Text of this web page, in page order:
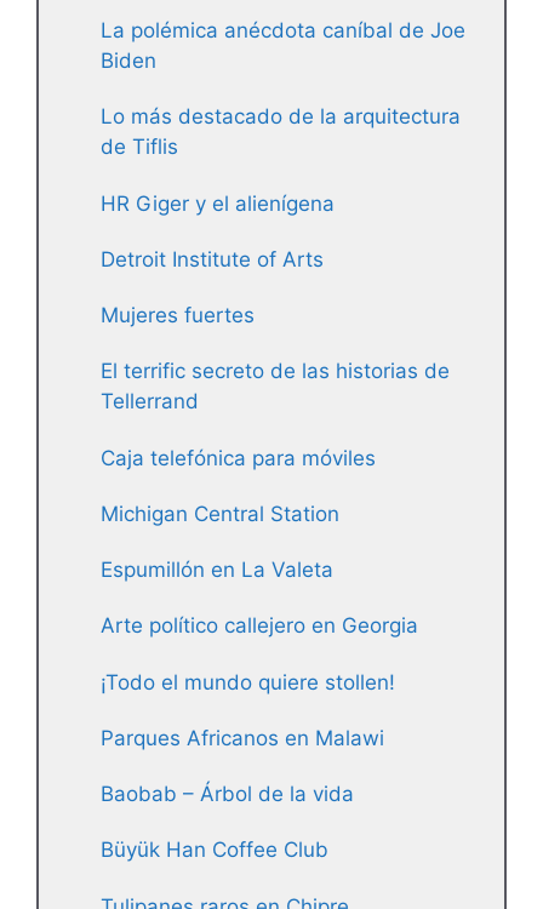
La polémica anécdota caníbal de Joe
Biden
Lo más destacado de la arquitectura
de Tiflis
HR Giger y el alienígena
Detroit Institute of Arts
Mujeres fuertes
El terrific secreto de las historias de
Tellerrand
Caja telefónica para móviles
Michigan Central Station
Espumillón en La Valeta
Arte político callejero en Georgia
¡Todo el mundo quiere stollen!
Parques Africanos en Malawi
Baobab – Árbol de la vida
Büyük Han Coffee Club